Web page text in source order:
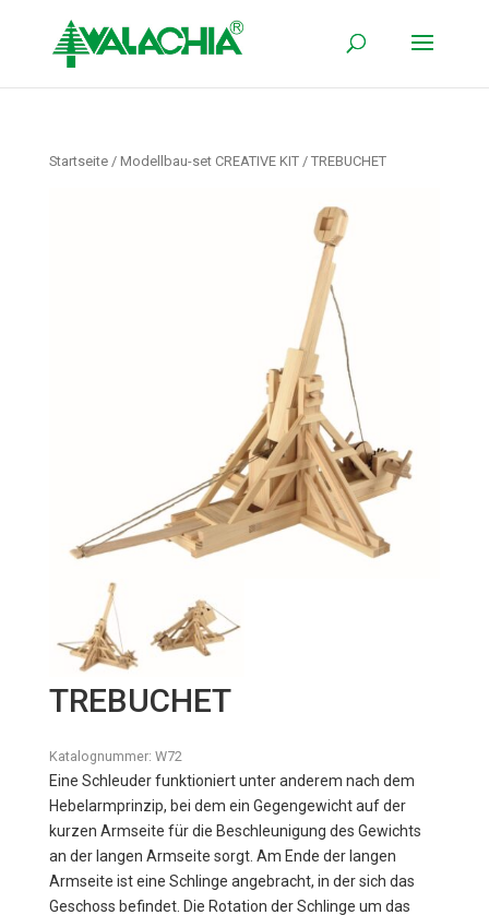
Startseite/ Modellbau-set CREATIVE KIT/ TREBUCHET
TREBUCHET
Katalognummer: W72
Eine Schleuder funktioniert unter anderem nach dem
Hebelarmprinzip, bei dem ein Gegengewicht auf der
kurzen Armseite für die Beschleunigung des Gewichts
an der langen Armseite sorgt. Am Ende der langen
Armseite ist eine Schlinge angebracht, in der sich das
Geschoss befindet. Die Rotation der Schlinge um das